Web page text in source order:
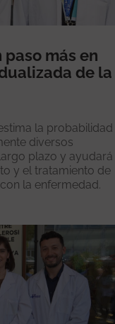
paso más en
de la
la probabilidad
diversos
plazo y ayudará
y el tratamiento de
la enfermedad.